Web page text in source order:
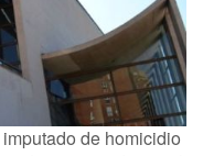
de homicidio